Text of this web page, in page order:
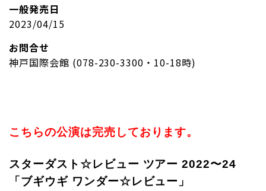
一般発売日
2023/04/15
お問合せ
神戸国際会館 (078-230-3300・10-18時)
こちらの公演は完売しております。
スターダスト☆レビュー ツアー 2022〜24
「ブギウギ ワンダー☆レビュー」